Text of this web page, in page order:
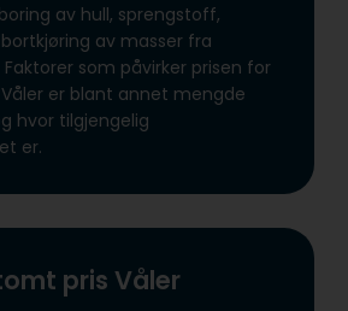
av hull, sprengstoff,
av masser fra
som påvirker prisen for
er blant annet mengde
hvor tilgjengelig
er.
pris Våler